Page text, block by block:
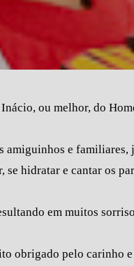
ou melhor, do
amiguinhos e
se hidratar e cantar os
em muitos
obrigado pelo carinho